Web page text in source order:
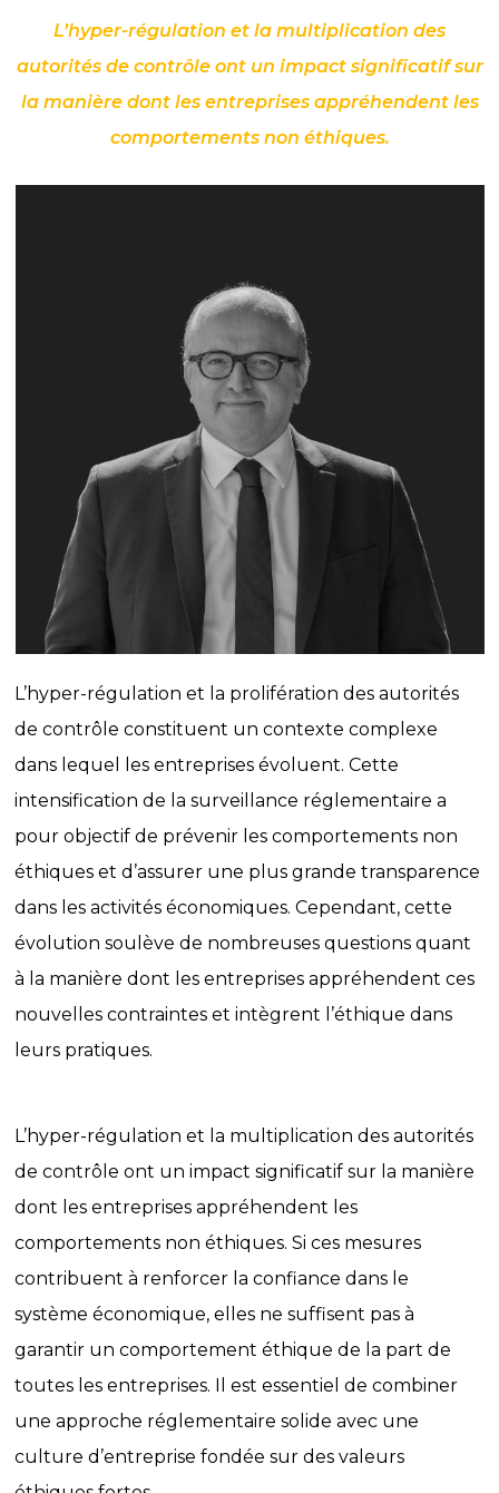
L’hyper-régulation et la multiplication des
autorités de contrôle ont un impact significatif sur
la manière dont les entreprises appréhendent les
comportements non éthiques.
L’hyper-régulation et la prolifération des autorités
de contrôle constituent un contexte complexe
dans lequel les entreprises évoluent. Cette
intensification de la surveillance réglementaire a
pour objectif de prévenir les comportements non
éthiques et d’assurer une plus grande transparence
dans les activités économiques. Cependant, cette
évolution soulève de nombreuses questions quant
à la manière dont les entreprises appréhendent ces
nouvelles contraintes et intègrent l’éthique dans
leurs pratiques.
L’hyper-régulation et la multiplication des autorités
de contrôle ont un impact significatif sur la manière
dont les entreprises appréhendent les
comportements non éthiques. Si ces mesures
contribuent à renforcer la confiance dans le
système économique, elles ne suffisent pas à
garantir un comportement éthique de la part de
toutes les entreprises. Il est essentiel de combiner
une approche réglementaire solide avec une
culture d’entreprise fondée sur des valeurs